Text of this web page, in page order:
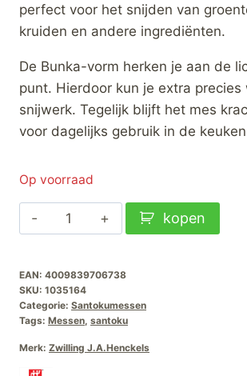
perfect voor het snijden van
kruiden en andere ingrediënten.
De Bunka-vorm herken je aan de
punt. Hierdoor kun je extra precies
snijwerk. Tegelijk blijft het mes
voor dagelijks gebruik in de
Op voorraad
Zwilling
Four
Bunka-
17cm
aantal
kopen
EAN: 4009839706738
SKU: 1035164
Categorie: Santokumessen
Tags: Messen, santoku
Merk: Zwilling J.A.Henckels